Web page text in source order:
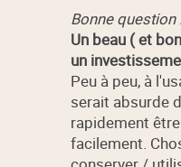
Bonne question
Un beau ( et
un
Peu à peu, à
serait absurde
rapidement
facilement.